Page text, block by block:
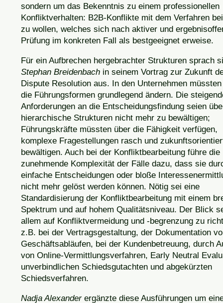
sondern um das Bekenntnis zu einem professionellen
Konfliktverhalten: B2B-Konflikte mit dem Verfahren
zu wollen, welches sich nach aktiver und
Prüfung im konkreten Fall als bestgeeignet erweise.
Für ein Aufbrechen hergebrachter Strukturen sprach
Stephan Breidenbach in seinem Vortrag zur Zukunft
Dispute Resolution aus. In den Unternehmen
die Führungsformen grundlegend ändern. Die
Anforderungen an die Entscheidungsfindung seien
hierarchische Strukturen nicht mehr zu bewältigen;
Führungskräfte müssten über die Fähigkeit verfügen,
komplexe Fragestellungen rasch und
bewältigen. Auch bei der Konfliktbearbeitung führe die
zunehmende Komplexität der Fälle dazu, dass sie
einfache Entscheidungen oder bloße
nicht mehr gelöst werden können. Nötig sei eine
Standardisierung der Konfliktbearbeitung mit einem
Spektrum und auf hohem Qualitätsniveau. Der Blick
allem auf Konfliktvermeidung und -begrenzung zu
z.B. bei der Vertragsgestaltung, der Dokumentation
Geschäftsabläufen, bei der Kundenbetreuung, durch
von Online-Vermittlungsverfahren, Early Neutral
unverbindlichen Schiedsgutachten und abgekürzten
Schiedsverfahren.
Nadja Alexanderergänzte diese Ausführungen um